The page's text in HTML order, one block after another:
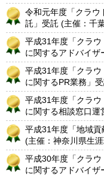
令和元年度「クラウ
託」受託 (主催：千
平成31年度「クラ
に関するアドバイザ
平成31年度「クラ
に関するPR業務」
平成31年度「クラ
に関する相談窓口運
平成31年度「地域
(主催：神奈川県生
平成30年度「クラ
に関するアドバイザ